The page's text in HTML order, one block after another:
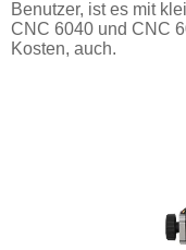
Benutzer, ist es mit
CNC 6040 und CNC
Kosten, auch.